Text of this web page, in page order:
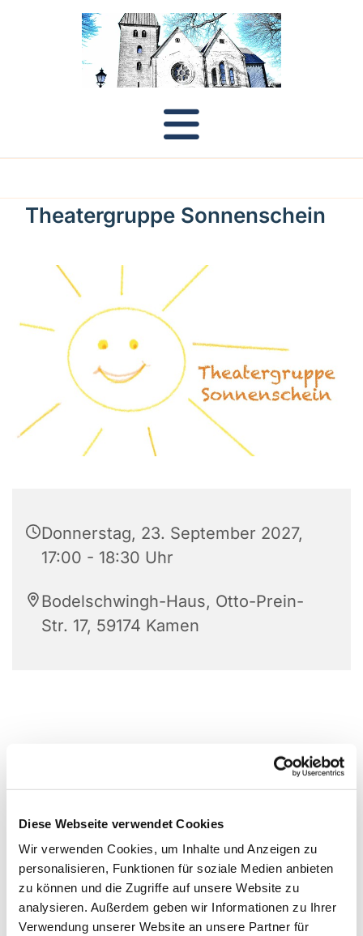
Diese Webseite verwendet Cookies
Wir verwenden Cookies, um Inhalte und Anzeigen zu
personalisieren, Funktionen für soziale Medien anbieten
zu können und die Zugriffe auf unsere Website zu
analysieren. Außerdem geben wir Informationen zu Ihrer
Verwendung unserer Website an unsere Partner für
Theatergruppe Sonnenschein
Donnerstag, 23. September 2027,
17:00 - 18:30 Uhr
Bodelschwingh-Haus, Otto-Prein-
Str. 17, 59174 Kamen